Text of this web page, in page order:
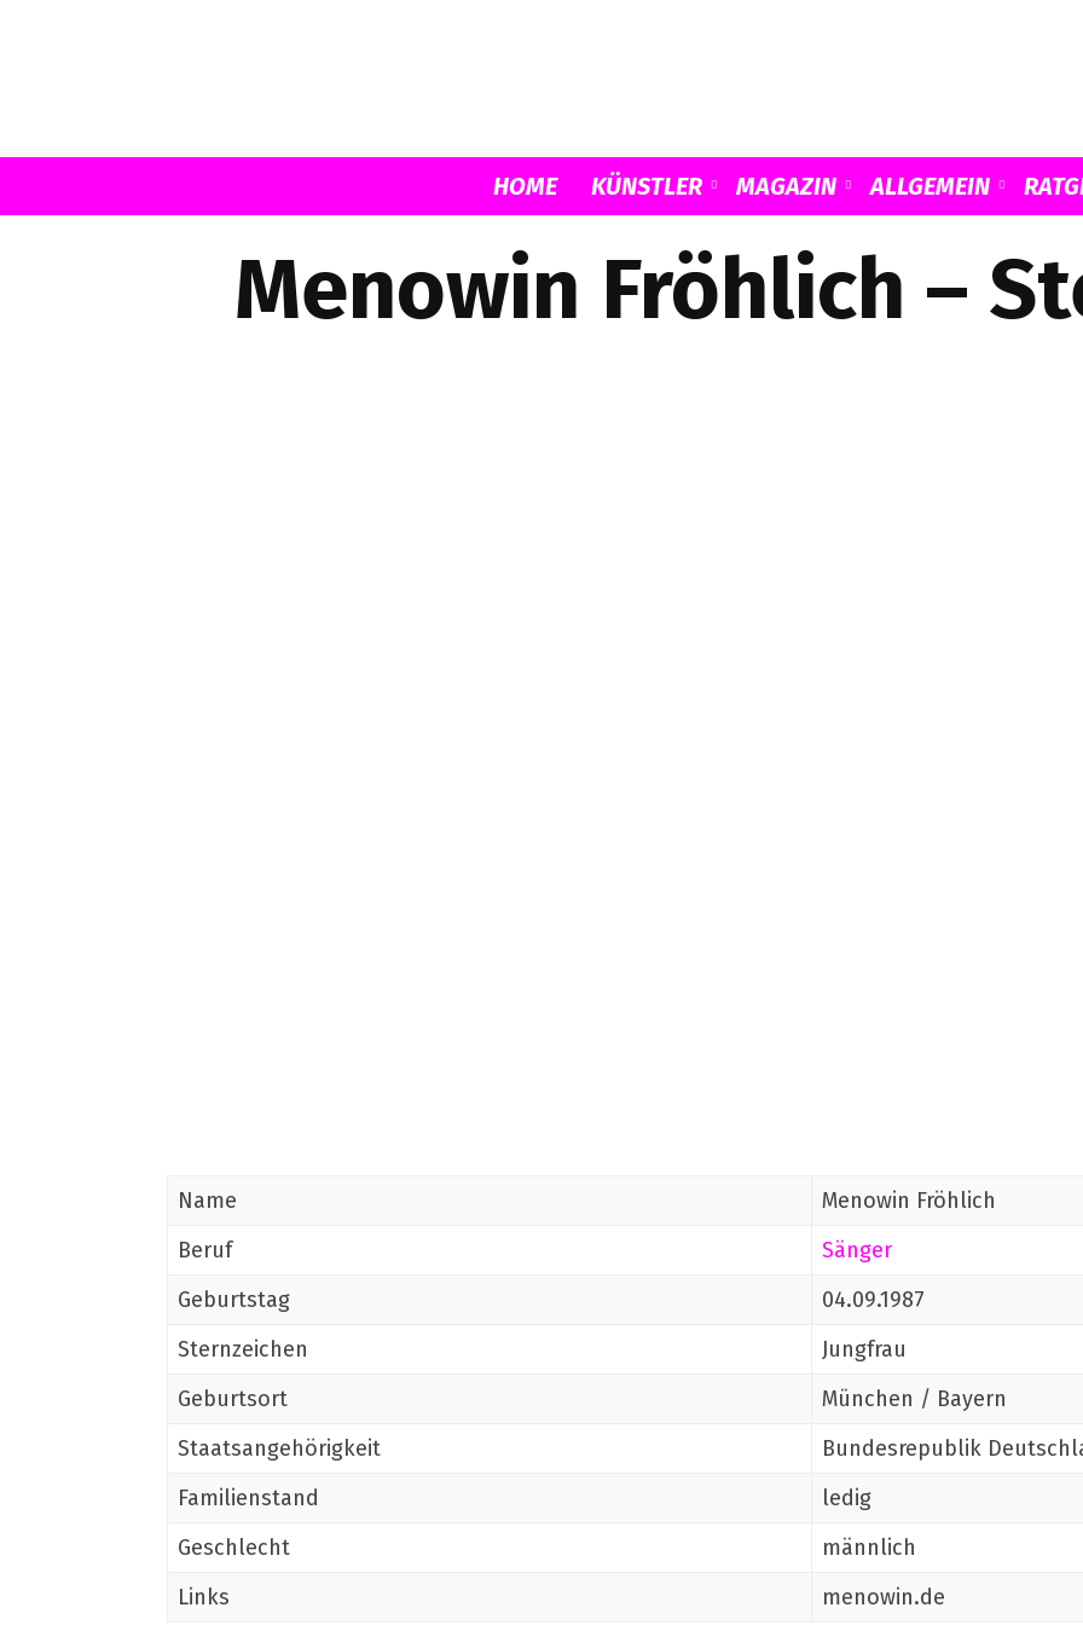
Musicload
HOME KÜNSTLER MAGAZIN ALLGEMEIN
Menowin Fröhlich –
Name
Menowin Fröhlich
Beruf
Sänger
Geburtstag
04.09.1987
Sternzeichen
Jungfrau
Geburtsort
München / Bayern
Staatsangehörigkeit
Bundesrepublik
Familienstand
ledig
Geschlecht
männlich
Links
menowin.de